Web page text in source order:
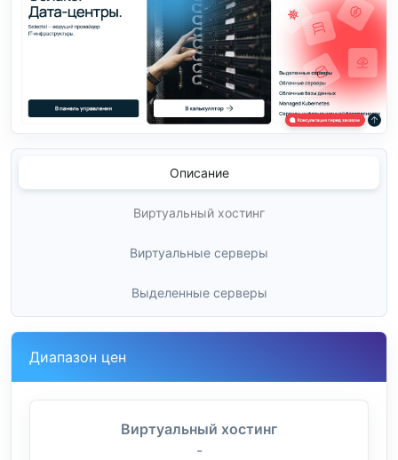
Описание
Виртуальный хостинг
Виртуальные серверы
Выделенные серверы
Диапазон цен
Виртуальный хостинг
-